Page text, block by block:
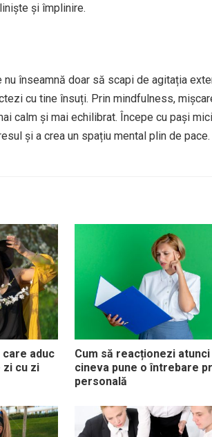
și împlinire.
înseamnă doar să scapi de agitația
cu tine însuți. Prin mindfulness,
calm și mai echilibrat. Începe cu pași
și a crea un spațiu mental plin de pace.
care aduc
zi cu zi
Cum să reacționezi atunci
cineva pune o întrebare
personală